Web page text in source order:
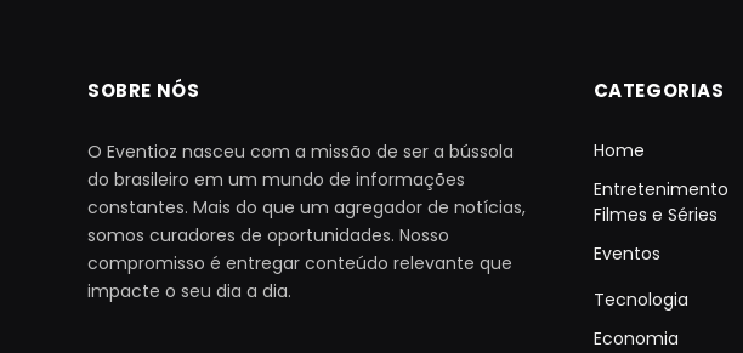
SOBRE NÓS
O Eventioz nasceu com a missão de ser a bússola
do brasileiro em um mundo de informações
constantes. Mais do que um agregador de notícias,
somos curadores de oportunidades. Nosso
compromisso é entregar conteúdo relevante que
impacte o seu dia a dia.
CATEGORIAS
Home
Entretenimento
Filmes e Séries
Eventos
Tecnologia
Economia